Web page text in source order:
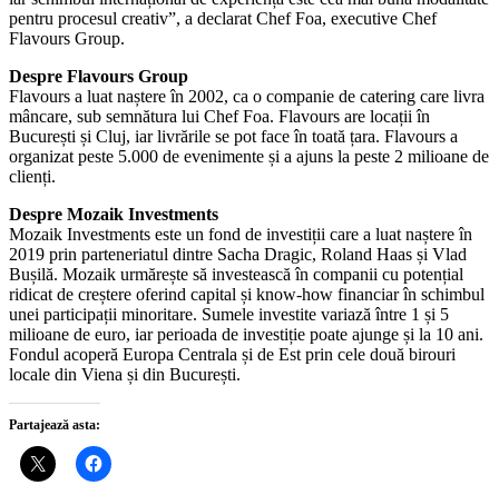
pentru procesul creativ”, a declarat Chef Foa, executive Chef
Flavours Group.
Despre Flavours Group
Flavours a luat naștere în 2002, ca o companie de catering care livra
mâncare, sub semnătura lui Chef Foa. Flavours are locații în
București și Cluj, iar livrările se pot face în toată țara. Flavours a
organizat peste 5.000 de evenimente și a ajuns la peste 2 milioane de
clienți.
Despre Mozaik Investments
Mozaik Investments este un fond de investiții care a luat naștere în
2019 prin parteneriatul dintre Sacha Dragic, Roland Haas și Vlad
Bușilă. Mozaik urmărește să investească în companii cu potențial
ridicat de creștere oferind capital și know-how financiar în schimbul
unei participații minoritare. Sumele investite variază între 1 și 5
milioane de euro, iar perioada de investiție poate ajunge și la 10 ani.
Fondul acoperă Europa Centrala și de Est prin cele două birouri
locale din Viena și din București.
Partajează asta: